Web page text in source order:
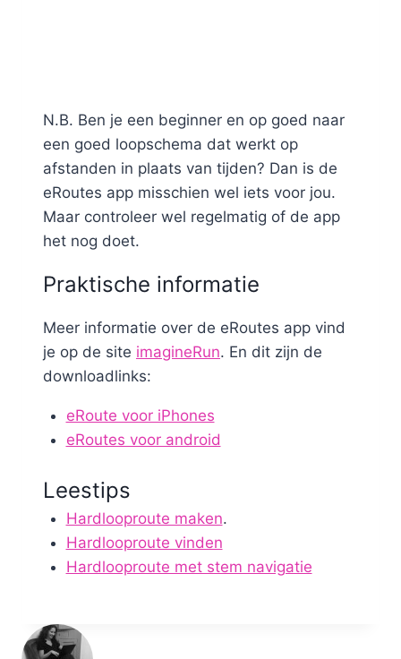
N.B. Ben je een beginner en op goed naar
een goed loopschema dat werkt op
afstanden in plaats van tijden? Dan is de
eRoutes app misschien wel iets voor jou.
Maar controleer wel regelmatig of de app
het nog doet.
Praktische informatie
Meer informatie over de eRoutes app vind
je op de site imagineRun. En dit zijn de
downloadlinks:
eRoute voor iPhones
eRoutes voor android
Leestips
Hardlooproute maken.
Hardlooproute vinden
Hardlooproute met stem navigatie